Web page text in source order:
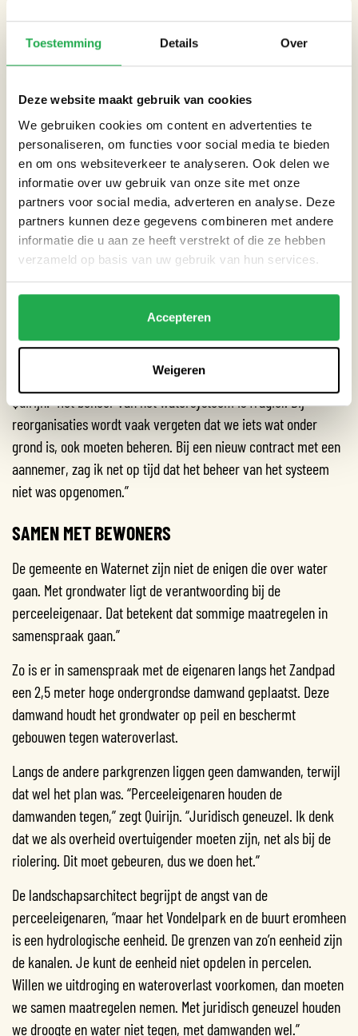
Toestemming Details Over
Deze website maakt gebruik van cookies
We gebruiken cookies om content en advertenties te
personaliseren, om functies voor social media te bieden
en om ons websiteverkeer te analyseren. Ook delen we
informatie over uw gebruik van onze site met onze
partners voor social media, adverteren en analyse. Deze
partners kunnen deze gegevens combineren met andere
informatie die u aan ze heeft verstrekt of die ze hebben
verzameld op basis van uw gebruik van hun services.
Accepteren
Weigeren
liet het niets meer door.” Daarom is het vervangen voor een
ander type halfverharding. Nu is het stevig genoeg voor
GRINDKISTEN
Langs de wandelpaden zijn grindkisten gelegd waar het
regenwater in weg kan zakken. Het regenwater dat op de
paden valt, stroomt naar de grindkisten. Hierdoor zijn er
minder plassen in het park. Die grindkisten kunnen ook
verstopt raken, omdat mensen naast het pad lopen. Edwin:
“Doordat het Vondelpark steeds intensiever gebruikt wordt,
moet je iedere keer weer op zoek naar nieuwe oplossingen.”
Het beheer blijft dus een belangrijk aandachtspunt.
Quirijn: “Het beheer van het watersysteem is fragiel. Bij
reorganisaties wordt vaak vergeten dat we iets wat onder
grond is, ook moeten beheren. Bij een nieuw contract met een
aannemer, zag ik net op tijd dat het beheer van het systeem
niet was opgenomen.”
SAMEN MET BEWONERS
De gemeente en Waternet zijn niet de enigen die over water
gaan. Met grondwater ligt de verantwoording bij de
perceeleigenaar. Dat betekent dat sommige maatregelen in
samenspraak gaan.”
Zo is er in samenspraak met de eigenaren langs het Zandpad
een 2,5 meter hoge ondergrondse damwand geplaatst. Deze
damwand houdt het grondwater op peil en beschermt
gebouwen tegen wateroverlast.
Langs de andere parkgrenzen liggen geen damwanden, terwijl
dat wel het plan was. “Perceeleigenaren houden de
damwanden tegen,” zegt Quirijn. “Juridisch geneuzel. Ik denk
dat we als overheid overtuigender moeten zijn, net als bij de
riolering. Dit moet gebeuren, dus we doen het.”
De landschapsarchitect begrijpt de angst van de
perceeleigenaren, “maar het Vondelpark en de buurt eromheen
is een hydrologische eenheid. De grenzen van zo’n eenheid zijn
de kanalen. Je kunt de eenheid niet opdelen in percelen.
Willen we uitdroging en wateroverlast voorkomen, dan moeten
we samen maatregelen nemen. Met juridisch geneuzel houden
we droogte en water niet tegen, met damwanden wel.”